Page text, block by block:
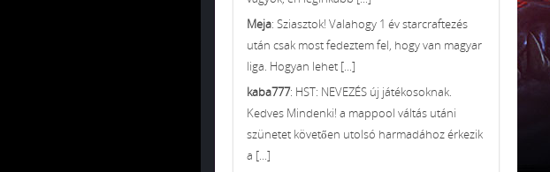
Meja: Sziasztok! Valahogy 1 év starcraftezés
után csak most fedeztem fel, hogy van magyar
liga. Hogyan lehet [...]
kaba777: HST: NEVEZÉS új játékosoknak.
Kedves Mindenki! a mappool váltás utáni
szünetet követően utolsó harmadához érkezik
a [...]